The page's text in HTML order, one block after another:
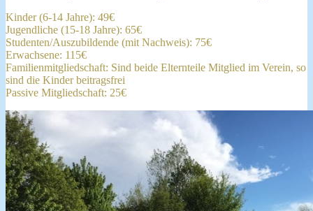
Kinder (6-14 Jahre): 49€
Jugendliche (15-18 Jahre): 65€
Studenten/Auszubildende (mit Nachweis): 75€
Erwachsene: 115€
Familienmitgliedschaft: Sind beide Elternteile Mitglied im Verein, so
sind die Kinder beitragsfrei
Passive Mitgliedschaft: 25€